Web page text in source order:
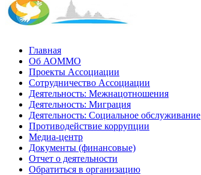
Главная
Об АОММО
Проекты Ассоциации
Сотрудничество Ассоциации
Деятельность: Межнацотношения
Деятельность: Миграция
Деятельность: Социальное обслуживание
Противодействие коррупции
Медиа-центр
Документы (финансовые)
Отчет о деятельности
Обратиться в организацию